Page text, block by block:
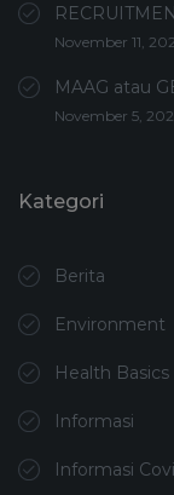
November 11,
MAAG atau
November 5,
Kategori
Berita
Environment
Health Basics
Informasi
Informasi